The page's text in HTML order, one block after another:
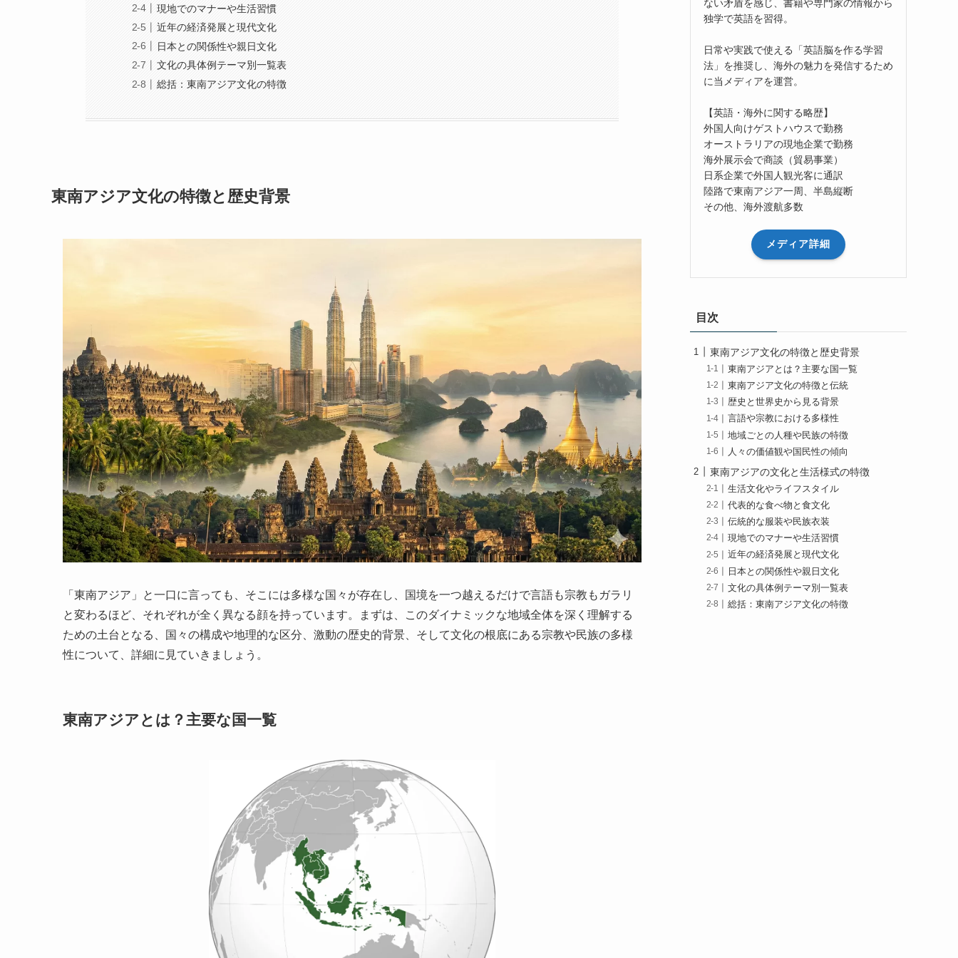
現地でのマナーや生活習慣
近年の経済発展と現代文化
日本との関係性や親日文化
文化の具体例テーマ別一覧表
総括：東南アジア文化の特徴
東南アジア文化の特徴と歴史背景
「東南アジア」と一口に言っても、そこには多様な国々が存在し、国境を一つ越えるだけで言語も宗教もガラリ
と変わるほど、それぞれが全く異なる顔を持っています。まずは、このダイナミックな地域全体を深く理解する
ための土台となる、国々の構成や地理的な区分、激動の歴史的背景、そして文化の根底にある宗教や民族の多様
性について、詳細に見ていきましょう。
東南アジアとは？主要な国一覧
ない矛盾を感じ、書籍や専門家の情報から
独学で英語を習得。
日常や実践で使える「英語脳を作る学習
法」を推奨し、海外の魅力を発信するため
に当メディアを運営。
【英語・海外に関する略歴】
外国人向けゲストハウスで勤務
オーストラリアの現地企業で勤務
海外展示会で商談（貿易事業）
日系企業で外国人観光客に通訳
陸路で東南アジア一周、半島縦断
その他、海外渡航多数
メディア詳細
目次
東南アジア文化の特徴と歴史背景
東南アジアとは？主要な国一覧
東南アジア文化の特徴と伝統
歴史と世界史から見る背景
言語や宗教における多様性
地域ごとの人種や民族の特徴
人々の価値観や国民性の傾向
東南アジアの文化と生活様式の特徴
生活文化やライフスタイル
代表的な食べ物と食文化
伝統的な服装や民族衣装
現地でのマナーや生活習慣
近年の経済発展と現代文化
日本との関係性や親日文化
文化の具体例テーマ別一覧表
総括：東南アジア文化の特徴